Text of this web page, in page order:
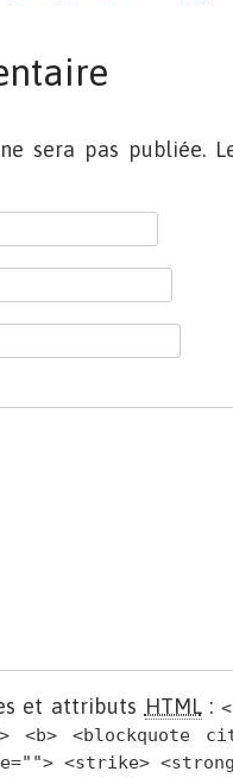
sera pas publiée.
et attributs HTML:
<blockquote
<strike>